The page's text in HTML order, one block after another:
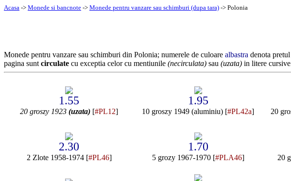
Acasa -> Monede si bancnote -> Monede pentru vanzare sau schimburi (dupa tara) -> Polonia
Monede pentru vanzare sau schimburi din Polonia; numerele de culoare albastra denota
pagina sunt circulate cu exceptia celor cu mentiunile (necirculata) sau (uzata) in litere
1.55
20 groszy 1923 (uzata) [#PL12]
1.95
10 groszy 1949 (aluminiu) [#PL42a] 20
2.30
2 Zlote 1958-1974 [#PL46]
1.70
5 grozy 1967-1970 [#PLA46] 20